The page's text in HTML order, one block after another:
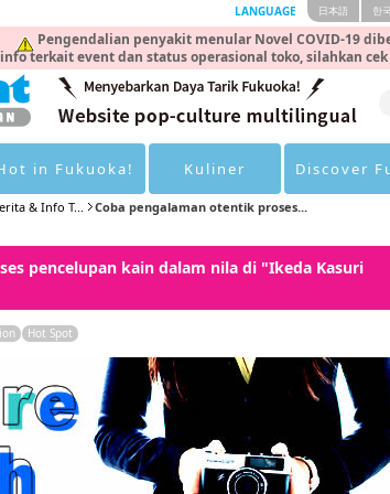
Pengendalian penyakit menular Novel COVID-19
terkait event dan status operasional toko, silahkan
LANGUAGE 日本語 한
in Fukuoka! Kuliner Discover
& Info T... Coba pengalaman otentik proses...
pencelupan kain dalam nila di "Ikeda Kasuri
Hot Spot